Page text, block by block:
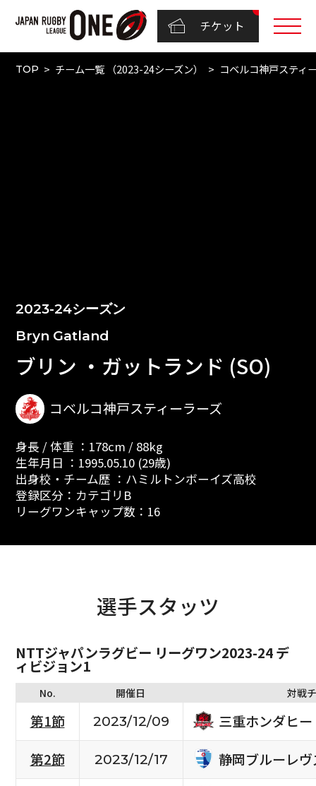
チケット
TOP チーム一覧 （2023-24シーズン） コベルコ神戸スティ
2023-24シーズン
Bryn Gatland
ブリン ・ガットランド (SO)
コベルコ神戸スティーラーズ
身長 / 体重 ：178cm / 88kg
生年月日 ：1995.05.10 (29歳)
出身校・チーム歴 ：ハミルトンボーイズ高校
登録区分：カテゴリB
リーグワンキャップ数：16
選手スタッツ
NTTジャパンラグビー リーグワン2023-24 デ
ィビジョン1
No. 開催日 対戦
第1節 2023/12/09
三重ホンダヒー
第2節
2023/12/17
静岡ブルーレヴ